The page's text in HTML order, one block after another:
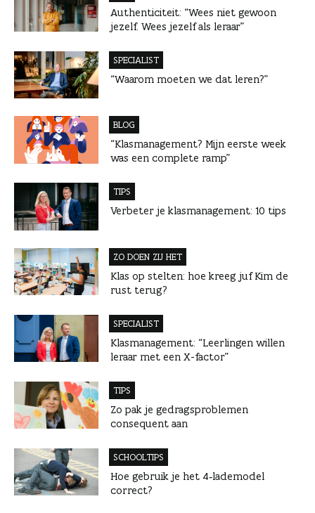
Authenticiteit: “Wees niet gewoon
jezelf. Wees jezelf als leraar”
SPECIALIST
“Waarom moeten we dat leren?”
BLOG
“Klasmanagement? Mijn eerste week
was een complete ramp”
TIPS
Verbeter je klasmanagement: 10 tips
ZO DOEN ZIJ HET
Klas op stelten: hoe kreeg juf Kim de
rust terug?
SPECIALIST
Klasmanagement: “Leerlingen willen
leraar met een X-factor”
TIPS
Zo pak je gedragsproblemen
consequent aan
SCHOOLTIPS
Hoe gebruik je het 4‑lademodel
correct?